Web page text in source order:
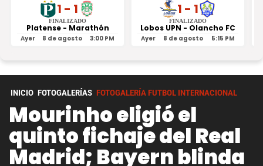
1 - 1
FINALIZADO
Platense - Marathón
Ayer 8 de agosto 3:00 PM
1 - 1
FINALIZADO
Lobos UPN - Olancho FC
Ayer 8 de agosto 5:15 PM
INICIO FOTOGALERÍAS FOTOGALERÍA FUTBOL INTERNACIONAL
Mourinho eligió el
quinto fichaje del Real
Madrid; Bayern blinda